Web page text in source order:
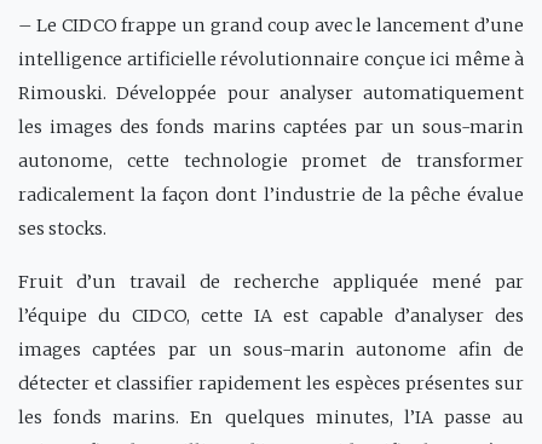
– Le CIDCO frappe un grand coup avec le lancement d’une
intelligence artificielle révolutionnaire conçue ici même à
Rimouski. Développée pour analyser automatiquement
les images des fonds marins captées par un sous-marin
autonome, cette technologie promet de transformer
radicalement la façon dont l’industrie de la pêche évalue
ses stocks.
Fruit d’un travail de recherche appliquée mené par
l’équipe du CIDCO, cette IA est capable d’analyser des
images captées par un sous-marin autonome afin de
détecter et classifier rapidement les espèces présentes sur
les fonds marins. En quelques minutes, l’IA passe au